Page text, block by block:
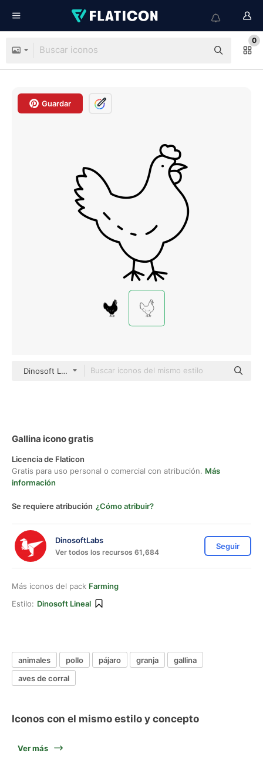
0
Guardar
Dinosoft Lineal
Gallina icono gratis
Licencia de Flaticon
Gratis para uso personal o comercial con atribución. Más
información
Se requiere atribución ¿Cómo atribuir?
DinosoftLabs
Ver todos los recursos 61,684
Seguir
Más iconos del pack Farming
Estilo: Dinosoft Lineal
animales pollo pájaro granja
gallina
aves de corral
Iconos con el mismo estilo y concepto
Ver más